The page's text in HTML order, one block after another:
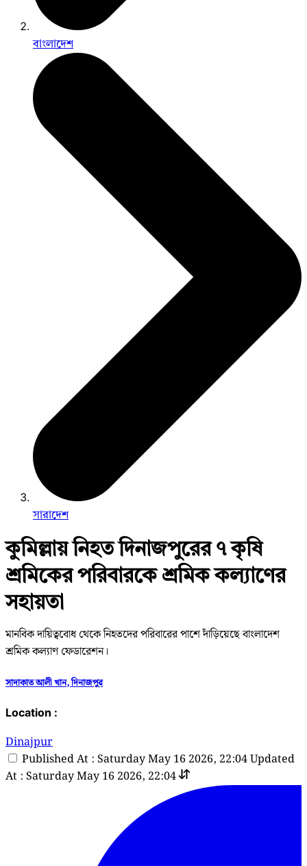
বাংলাদেশ
সারাদেশ
কুমিল্লায় নিহত দিনাজপুরের ৭ ‍কৃষি
শ্রমিকের পরিবারকে শ্রমিক কল্যাণের
সহায়তা
মানবিক দায়িত্ববোধ থেকে নিহতদের পরিবারের পাশে দাঁড়িয়েছে বাংলাদেশ
শ্রমিক কল্যাণ ফেডারেশন।
সাদাকাত আলী খান, দিনাজপুর
Location :
Dinajpur
Published At : Saturday May 16 2026, 22:04Updated
At : Saturday May 16 2026, 22:04